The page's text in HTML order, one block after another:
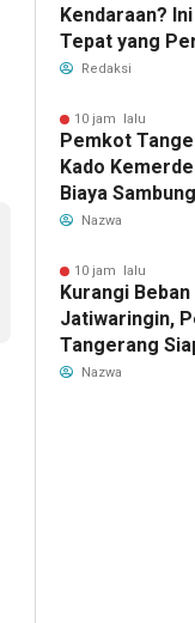
Kendaraan?
Tepat yang
Dilakukan
Redaksi
10 jam lalu
Pemkot
Kado
Biaya
Air Bersih
Nazwa
10 jam lalu
Kurangi Beban
Jatiwaringin,
Tangerang
TPS3R Baru di
Nazwa